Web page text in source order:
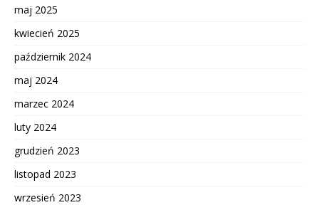
maj 2025
kwiecień 2025
październik 2024
maj 2024
marzec 2024
luty 2024
grudzień 2023
listopad 2023
wrzesień 2023